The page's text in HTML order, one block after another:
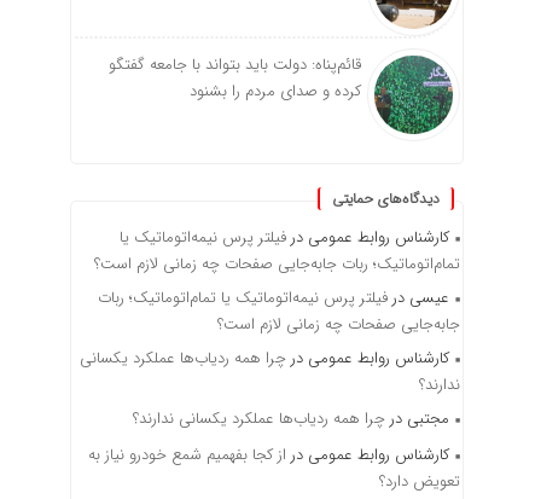
قائم‌پناه: دولت باید بتواند با جامعه گفتگو
کرده و صدای مردم را بشنود
دیدگاه‌های حمایتی
کارشناس روابط عمومی در فیلتر پرس نیمه‌اتوماتیک یا
تمام‌اتوماتیک؛ ربات جابه‌جایی صفحات چه زمانی لازم است؟
عیسی در فیلتر پرس نیمه‌اتوماتیک یا تمام‌اتوماتیک؛ ربات
جابه‌جایی صفحات چه زمانی لازم است؟
کارشناس روابط عمومی در چرا همه ردیاب‌ها عملکرد یکسانی
ندارند؟
مجتبی در چرا همه ردیاب‌ها عملکرد یکسانی ندارند؟
کارشناس روابط عمومی در از کجا بفهمیم شمع خودرو نیاز به
تعویض دارد؟